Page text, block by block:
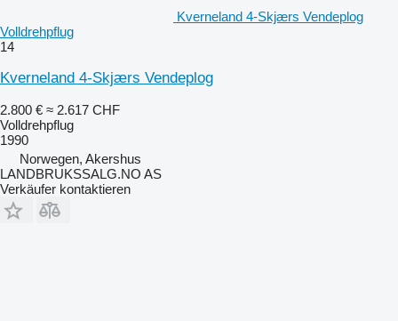
Kverneland 4-Skjærs Vendeplog
Volldrehpflug
14
Kverneland 4-Skjærs Vendeplog
2.800 € ≈ 2.617 CHF
Volldrehpflug
1990
Norwegen, Akershus
LANDBRUKSSALG.NO AS
Verkäufer kontaktieren